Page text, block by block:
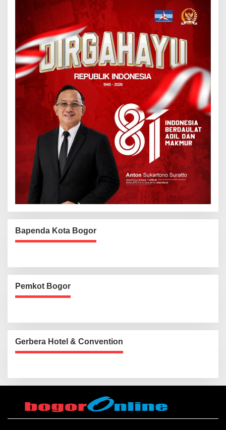
Bapenda Kota Bogor
Pemkot Bogor
Gerbera Hotel & Convention